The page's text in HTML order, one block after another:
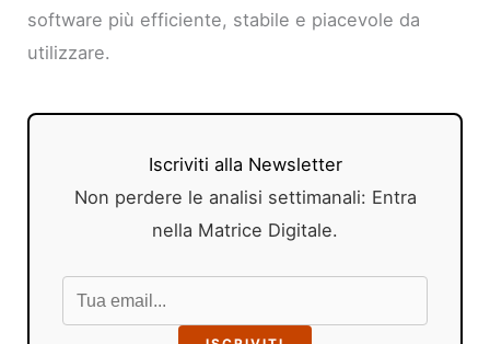
software più efficiente, stabile e piacevole da
utilizzare.
Iscriviti alla Newsletter
Non perdere le analisi settimanali: Entra
nella Matrice Digitale.